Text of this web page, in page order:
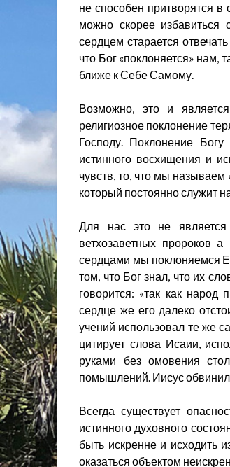
не способен притворятся в
можно скорее избавиться
сердцем старается
что Бог «поклоняется» нам,
ближе к Себе Самому.
Возможно, это и
религиозное поклонение
Господу. Поклонение
истинного восхищения и
чувств, то, что мы
который постоянно служит
Для нас это не
ветхозаветных пророков
сердцами мы поклоняемся
том, что Бог знал, что их
говорится: «так как
сердце же его далеко
учений использовал те же
цитирует слова Исаии,
руками без омовения
помышлений. Иисус обвинил
Всегда существует
истинного духовного
быть искренне и исходить
оказаться объектом